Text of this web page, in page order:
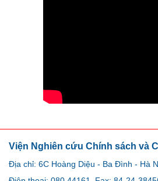
Viện Nghiên cứu Chính sách và
Địa chỉ: 6C Hoàng Diệu - Ba Đình - Hà